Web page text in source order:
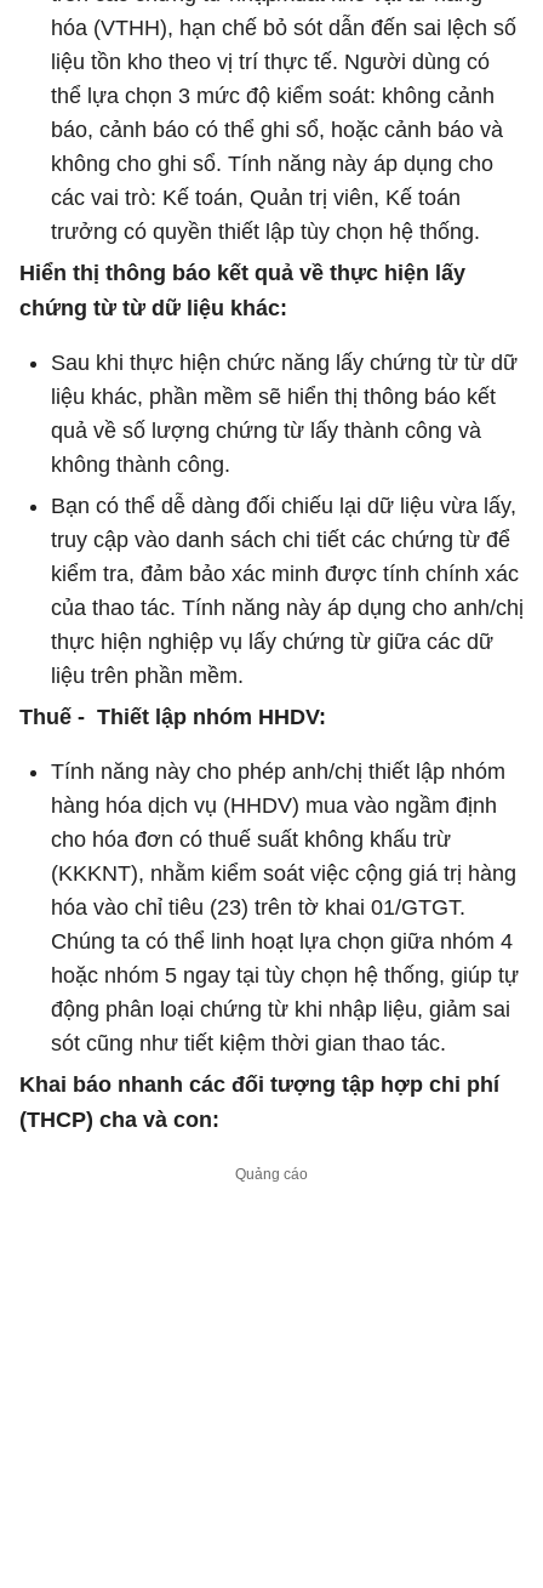
hóa (VTHH), hạn chế bỏ sót dẫn đến sai lệch số
liệu tồn kho theo vị trí thực tế. Người dùng có
thể lựa chọn 3 mức độ kiểm soát: không cảnh
báo, cảnh báo có thể ghi sổ, hoặc cảnh báo và
không cho ghi sổ. Tính năng này áp dụng cho
các vai trò: Kế toán, Quản trị viên, Kế toán
trưởng có quyền thiết lập tùy chọn hệ thống.
Hiển thị thông báo kết quả về thực hiện lấy
chứng từ từ dữ liệu khác:
Sau khi thực hiện chức năng lấy chứng từ từ dữ
liệu khác, phần mềm sẽ hiển thị thông báo kết
quả về số lượng chứng từ lấy thành công và
không thành công.
Bạn có thể dễ dàng đối chiếu lại dữ liệu vừa lấy,
truy cập vào danh sách chi tiết các chứng từ để
kiểm tra, đảm bảo xác minh được tính chính xác
của thao tác. Tính năng này áp dụng cho anh/chị
thực hiện nghiệp vụ lấy chứng từ giữa các dữ
liệu trên phần mềm.
Thuế - Thiết lập nhóm HHDV:
Tính năng này cho phép anh/chị thiết lập nhóm
hàng hóa dịch vụ (HHDV) mua vào ngầm định
cho hóa đơn có thuế suất không khấu trừ
(KKKNT), nhằm kiểm soát việc cộng giá trị hàng
hóa vào chỉ tiêu (23) trên tờ khai 01/GTGT.
Chúng ta có thể linh hoạt lựa chọn giữa nhóm 4
hoặc nhóm 5 ngay tại tùy chọn hệ thống, giúp tự
động phân loại chứng từ khi nhập liệu, giảm sai
sót cũng như tiết kiệm thời gian thao tác.
Khai báo nhanh các đối tượng tập hợp chi phí
(THCP) cha và con: